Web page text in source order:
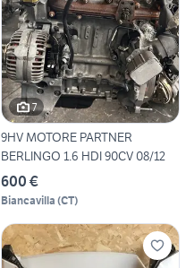
7
9HV MOTORE PARTNER
BERLINGO 1.6 HDI 90CV 08/12
600 €
Biancavilla (CT)